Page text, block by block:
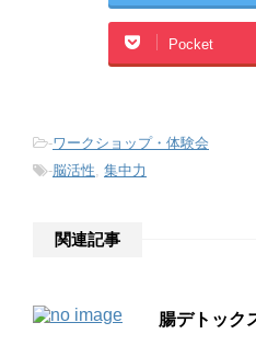
Pocket
-ワークショップ・体験会
-脳活性, 集中力
関連記事
腸デトック